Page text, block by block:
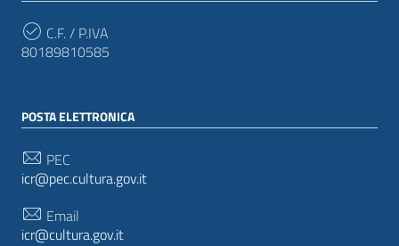
C.F. / P.IVA
80189810585
POSTA ELETTRONICA
PEC
icr@pec.cultura.gov.it
Email
icr@cultura.gov.it